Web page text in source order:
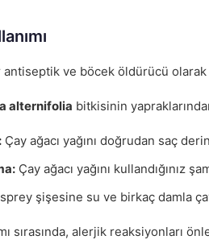
ve böcek öldürücü olarak
alternifolia bitkisinin
Çay ağacı yağını doğrudan saç
Çay ağacı yağını kullandığınız
şişesine su ve birkaç damla
sırasında, alerjik reaksiyonları